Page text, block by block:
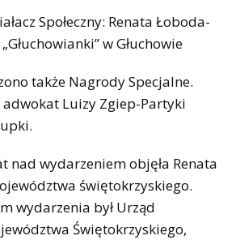
Społeczny: Renata Łoboda-
w Głuchowie
także Nagrody Specjalne.
Luizy Zgiep-Partyki
nad wydarzeniem objęła Renata
świętokrzyskiego.
wydarzenia był Urząd
Świętokrzyskiego,